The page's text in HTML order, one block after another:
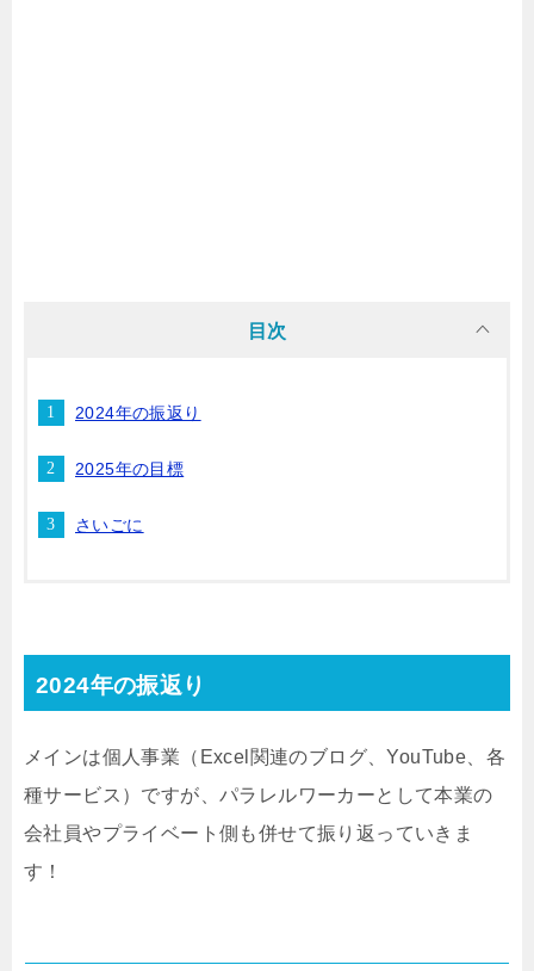
目次
2024年の振返り
2025年の目標
さいごに
2024年の振返り
メインは個人事業（Excel関連のブログ、YouTube、各
種サービス）ですが、パラレルワーカーとして本業の
会社員やプライベート側も併せて振り返っていきま
す！